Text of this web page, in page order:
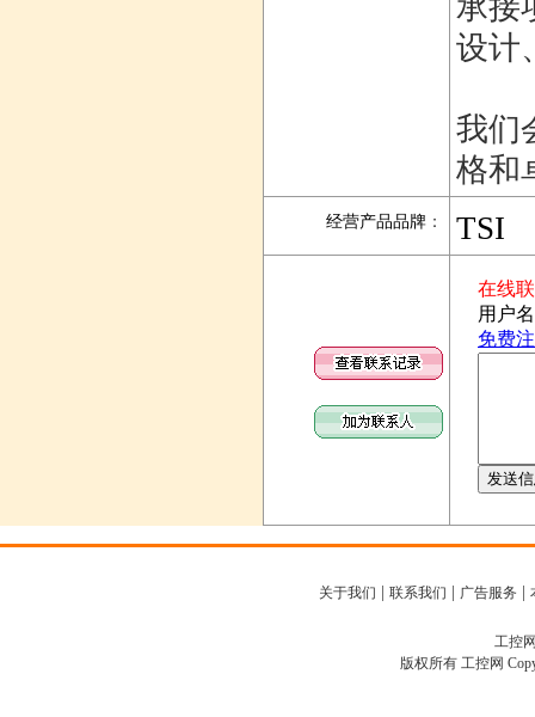
承接
设计
我们
格和
经营产品品牌 ： TSI
关于我们 联系我们 广告服务
工控
版权所有 工控网